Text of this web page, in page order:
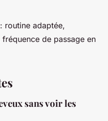
: routine adaptée,
de passage en
sans voir les